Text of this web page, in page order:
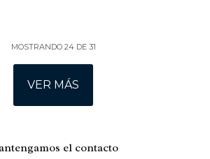
MOSTRANDO 24DE 31
VER MÁS
el contacto